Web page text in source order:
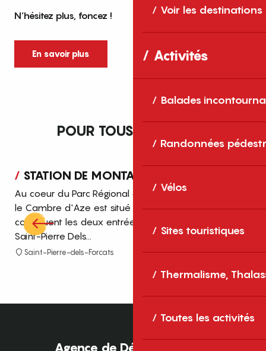
Voir les destinations
Activités
Balades
Randonnées
Vélos
Sites touristiques
Thermalisme,
Toutes les activités
N’hésitez plus, foncez !
En savoir plus
POUR TOUS LES GOÛTS
STATION DE MONTAGNE CAMBRE D'AZE
Au coeur du Parc Régional des Pyrénées Catalanes,
le Cambre d'Aze est situé sur deux villages qui
constituent les deux entrées de la station : Eyne et
Saint-Pierre Dels...
Saint-Pierre-dels-Forcats
Agence de Développement